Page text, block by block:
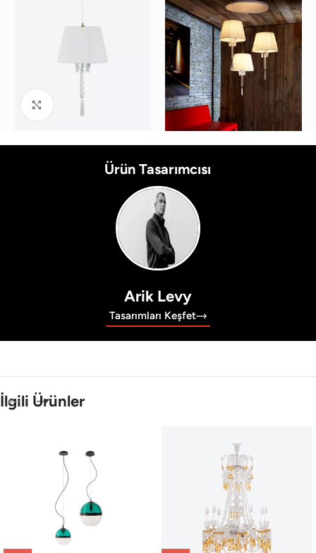
Büyütmek için tıklayın
Ürün Tasarımcısı
Arik Levy
Tasarımları Keşfet
İlgili Ürünler